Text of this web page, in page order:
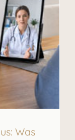
Was